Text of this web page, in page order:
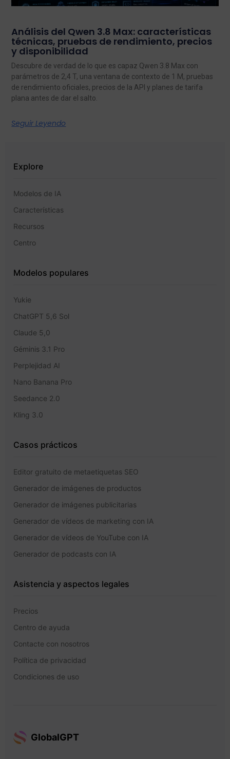
Análisis del Qwen 3.8 Max: características
técnicas, pruebas de rendimiento, precios
y disponibilidad
Descubre de verdad de lo que es capaz Qwen 3.8 Max con
parámetros de 2,4 T, una ventana de contexto de 1 M, pruebas
de rendimiento oficiales, precios de la API y planes de tarifa
plana antes de dar el salto.
Seguir Leyendo
Explore
Modelos de IA
Características
Recursos
Centro
Modelos populares
Yukie
ChatGPT 5,6 Sol
Claude 5,0
Géminis 3.1 Pro
Perplejidad AI
Nano Banana Pro
Seedance 2.0
Kling 3.0
Casos prácticos
Editor gratuito de metaetiquetas SEO
Generador de imágenes de productos
Generador de imágenes publicitarias
Generador de vídeos de marketing con IA
Generador de vídeos de YouTube con IA
Generador de podcasts con IA
Asistencia y aspectos legales
Precios
Centro de ayuda
Contacte con nosotros
Política de privacidad
Condiciones de uso
GlobalGPT